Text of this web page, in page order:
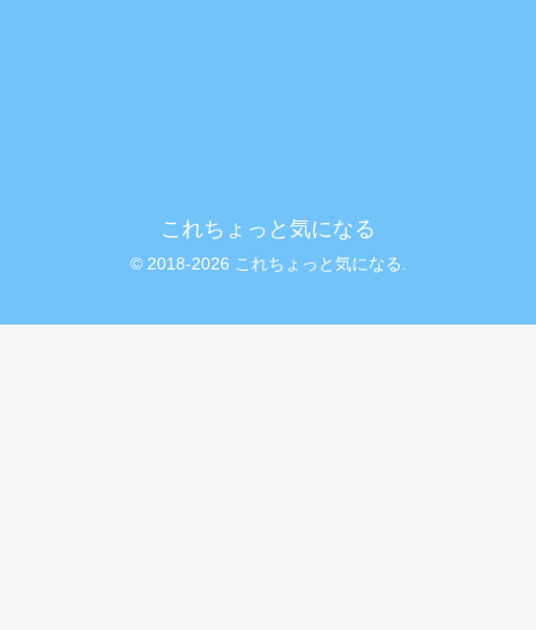
これちょっと気になる
© 2018-2026 これちょっと気になる.